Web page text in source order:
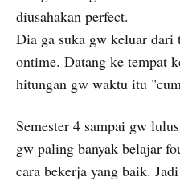
diusahakan perfect.
Dia ga suka gw keluar dari
ontime. Datang ke tempat
hitungan gw waktu itu
Semester 4 sampai gw
gw paling banyak belajar
cara bekerja yang baik.